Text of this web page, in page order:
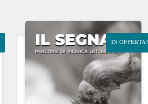
IN OFFERTA!